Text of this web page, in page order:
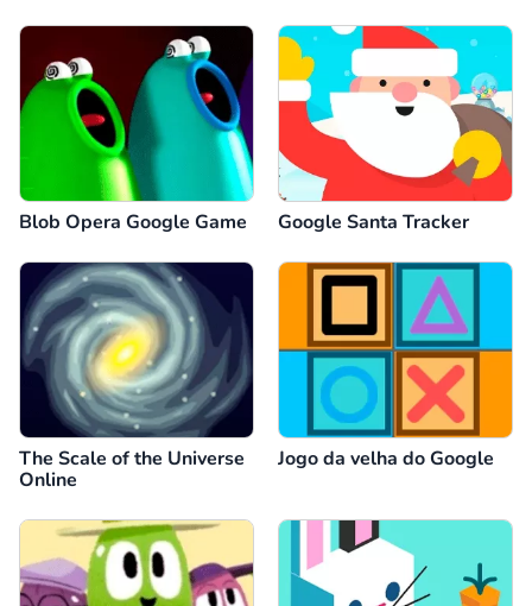
Blob Opera Google Game Google Santa Tracker
The Scale of the Universe
Online
Jogo da velha do Google